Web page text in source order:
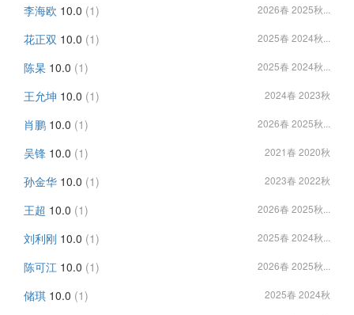
李海欧 10.0 (1) 2026春 2025秋...
花正双 10.0 (1) 2025春 2024秋...
陈杲 10.0 (1) 2025春 2024秋...
王允坤 10.0 (1) 2024春 2023秋
肖鹏 10.0 (1) 2026春 2025秋...
吴锋 10.0 (1) 2021春 2020秋
孙金华 10.0 (1) 2023春 2022秋
王超 10.0 (1) 2026春 2025秋...
刘利刚 10.0 (1) 2025春 2024秋...
陈可江 10.0 (1) 2026春 2025秋...
储琪 10.0 (1) 2025春 2024秋